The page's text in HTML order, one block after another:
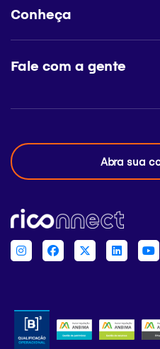
Conheça
Fale com a gente
Abra sua